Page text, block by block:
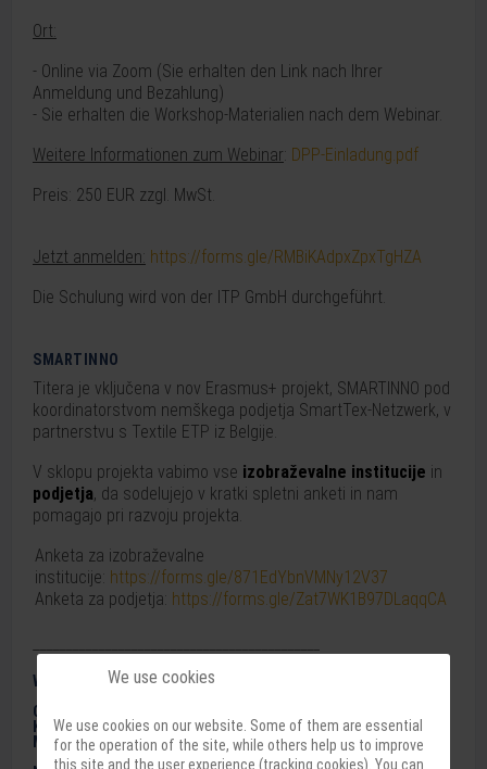
Ort:
- Online via Zoom (Sie erhalten den Link nach Ihrer
Anmeldung und Bezahlung)
- Sie erhalten die Workshop-Materialien nach dem Webinar.
Weitere Informationen zum Webinar: DPP-Einladung.pdf
Preis: 250 EUR zzgl. MwSt.
Jetzt anmelden: https://forms.gle/RMBiKAdpxZpxTgHZA
Die Schulung wird von der ITP GmbH durchgeführt.
SMARTINNO
Titera je vključena v nov Erasmus+ projekt, SMARTINNO pod
koordinatorstvom nemškega podjetja SmartTex-Netzwerk, v
partnerstvu s Textile ETP iz Belgije.
V sklopu projekta vabimo vse izobraževalne institucije in
podjetja, da sodelujejo v kratki spletni anketi in nam
pomagajo pri razvoju projekta.
Anketa za izobraževalne
institucije: https://forms.gle/871EdYbnVMNy12V37
Anketa za podjetja: https://forms.gle/Zat7WK1B97DLaqqCA
WT | WEARABLE TECHNOLOGIES CONFERENCE 2024 USA
OD 3. DO 4. SEPTEMBRA 2024 SE BO ODVIJALA WT
KONFERENCA, V MUZEJU RAČUNALNIŠKE ZGODOVINE,
MOUNTAIN VIEW, ZDA.
We use cookies
We use cookies on our website. Some of them are essential
for the operation of the site, while others help us to improve
this site and the user experience (tracking cookies). You can